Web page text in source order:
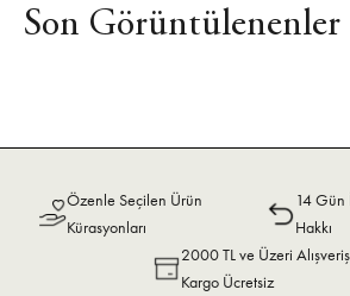
Son Görüntülenenler
Özenle Seçilen Ürün
Kürasyonları
14 Gün
Hakkı
2000 TL ve Üzeri
Kargo Ücretsiz